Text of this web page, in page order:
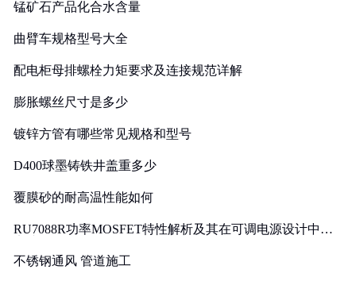
锰矿石产品化合水含量
曲臂车规格型号大全
配电柜母排螺栓力矩要求及连接规范详解
膨胀螺丝尺寸是多少
镀锌方管有哪些常见规格和型号
D400球墨铸铁井盖重多少
覆膜砂的耐高温性能如何
RU7088R功率MOSFET特性解析及其在可调电源设计中的
不锈钢通风 管道施工